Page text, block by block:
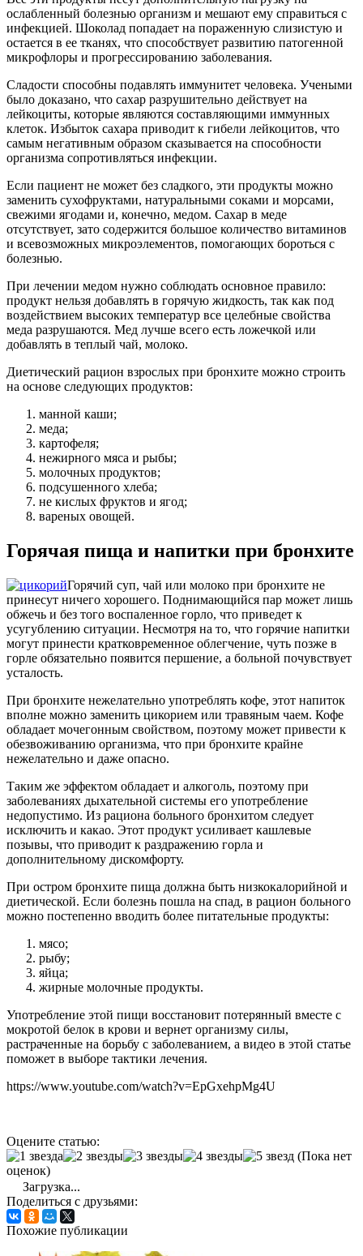
ослабленный болезнью организм и мешают ему справиться с
инфекцией. Шоколад попадает на пораженную слизистую и
остается в ее тканях, что способствует развитию патогенной
микрофлоры и прогрессированию заболевания.
Сладости способны подавлять иммунитет человека. Учеными
было доказано, что сахар разрушительно действует на
лейкоциты, которые являются составляющими иммунных
клеток. Избыток сахара приводит к гибели лейкоцитов, что
самым негативным образом сказывается на способности
организма сопротивляться инфекции.
Если пациент не может без сладкого, эти продукты можно
заменить сухофруктами, натуральными соками и морсами,
свежими ягодами и, конечно, медом. Сахар в меде
отсутствует, зато содержится большое количество витаминов
и всевозможных микроэлементов, помогающих бороться с
болезнью.
При лечении медом нужно соблюдать основное правило:
продукт нельзя добавлять в горячую жидкость, так как под
воздействием высоких температур все целебные свойства
меда разрушаются. Мед лучше всего есть ложечкой или
добавлять в теплый чай, молоко.
Диетический рацион взрослых при бронхите можно строить
на основе следующих продуктов:
манной каши;
меда;
картофеля;
нежирного мяса и рыбы;
молочных продуктов;
подсушенного хлеба;
не кислых фруктов и ягод;
вареных овощей.
Горячая пища и напитки при бронхите
Горячий суп, чай или молоко при бронхите не
принесут ничего хорошего. Поднимающийся пар может лишь
обжечь и без того воспаленное горло, что приведет к
усугублению ситуации. Несмотря на то, что горячие напитки
могут принести кратковременное облегчение, чуть позже в
горле обязательно появится першение, а больной почувствует
усталость.
При бронхите нежелательно употреблять кофе, этот напиток
вполне можно заменить цикорием или травяным чаем. Кофе
обладает мочегонным свойством, поэтому может привести к
обезвоживанию организма, что при бронхите крайне
нежелательно и даже опасно.
Таким же эффектом обладает и алкоголь, поэтому при
заболеваниях дыхательной системы его употребление
недопустимо. Из рациона больного бронхитом следует
исключить и какао. Этот продукт усиливает кашлевые
позывы, что приводит к раздражению горла и
дополнительному дискомфорту.
При остром бронхите пища должна быть низкокалорийной и
диетической. Если болезнь пошла на спад, в рацион больного
можно постепенно вводить более питательные продукты:
мясо;
рыбу;
яйца;
жирные молочные продукты.
Употребление этой пищи восстановит потерянный вместе с
мокротой белок в крови и вернет организму силы,
растраченные на борьбу с заболеванием, а видео в этой статье
поможет в выборе тактики лечения.
https://www.youtube.com/watch?v=EpGxehpMg4U
Оцените статью:
(Пока нет
оценок)
Загрузка...
Поделиться с друзьями:
Похожие публикации